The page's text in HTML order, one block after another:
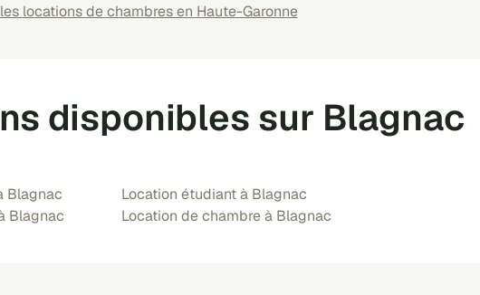
locations de chambres en Haute-Garonne
disponibles sur Blagnac
Blagnac
Blagnac
Location étudiant à Blagnac
Location de chambre à Blagnac